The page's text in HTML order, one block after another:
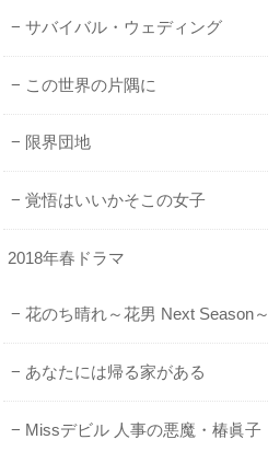
サバイバル・ウェディング
この世界の片隅に
限界団地
覚悟はいいかそこの女子
2018年春ドラマ
花のち晴れ～花男 Next Season～
あなたには帰る家がある
Missデビル 人事の悪魔・椿眞子